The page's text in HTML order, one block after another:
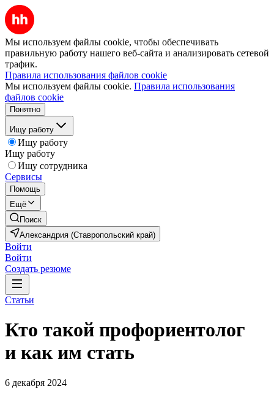
Мы используем файлы cookie, чтобы обеспечивать
правильную работу нашего веб-сайта и анализировать сетевой
трафик.
Правила использования файлов cookie
Мы используем файлы cookie. Правила использования
файлов cookie
Понятно
Ищу работу
Ищу работу
Ищу работу
Ищу сотрудника
Сервисы
Помощь
Ещё
Поиск
Александрия (Ставропольский край)
Войти
Войти
Создать резюме
Статьи
Кто такой профориентолог
и как им стать
6 декабря 2024